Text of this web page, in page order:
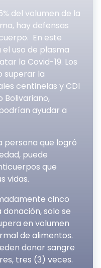
del volumen de la
hay defensas
En este
uso de plasma
la Covid-19. Los
superar la
centinelas y CDI
Bolivariano,
ayudar a
persona que logró
puede
que
vidas.
cinco
solo se
en volumen
de alimentos.
donar sangre
tres (3) veces.